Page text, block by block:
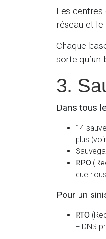
Les centres
réseau et
Chaque
sorte
3.
Dans tous
14
plus
RPO
que
Pour un
RTO
+ DNS